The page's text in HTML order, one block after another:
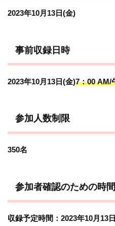
2023年10月13日(金)
事前収録日時
2023年10月13日(金)7：00 AM/
参加人数制限
350名
参加者確認のための時
収録予定時間：2023年10月13